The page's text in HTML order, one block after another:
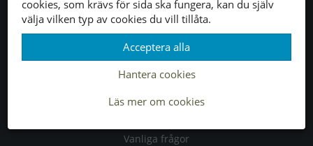
cookies, som krävs för sida ska fungera, kan du själv
välja vilken typ av cookies du vill tillåta.
Acceptera alla
Hantera cookies
Läs mer om cookies
Allmänna villkor
Köpvillkor
Leveranser
Byten & returer
Allmänt
Vanliga frågor